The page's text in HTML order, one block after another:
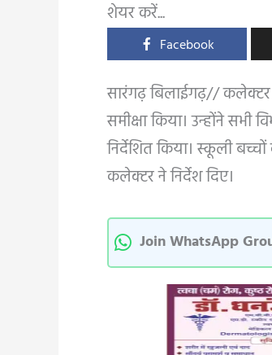
शेयर करें...
Facebook
सारंगढ़ बिलाईगढ़// कलेक्टर
समीक्षा किया। उन्होंने
निर्देशित किया। स्कूली
कलेक्टर ने निर्देश दिए।
Join WhatsApp